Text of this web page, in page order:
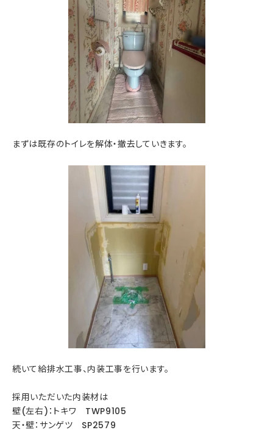
まずは既存のトイレを解体・撤去していきます。
続いて給排水工事、内装工事を行います。
採用いただいた内装材は
壁(左右)：トキワ TWP9105
天・壁：サンゲツ SP2579